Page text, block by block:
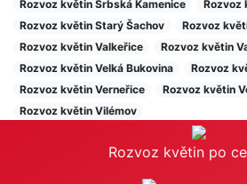
Rozvoz květin Srbská Kamenice
Rozvoz
Rozvoz květin Starý Šachov
Rozvoz
Rozvoz květin Valkeřice
Rozvoz květin
Rozvoz květin Velká Bukovina
Rozvoz
Rozvoz květin Verneřice
Rozvoz květin
Rozvoz květin Vilémov
Rozvoz květin po